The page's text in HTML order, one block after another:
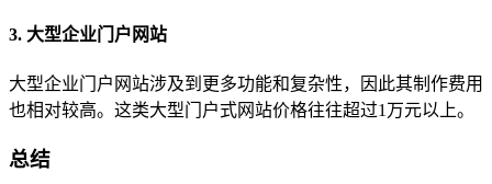
3. 大型企业门户网站
大型企业门户网站涉及到更多功能和复杂性，因此其制作费用
也相对较高。这类大型门户式网站价格往往超过1万元以上。
总结